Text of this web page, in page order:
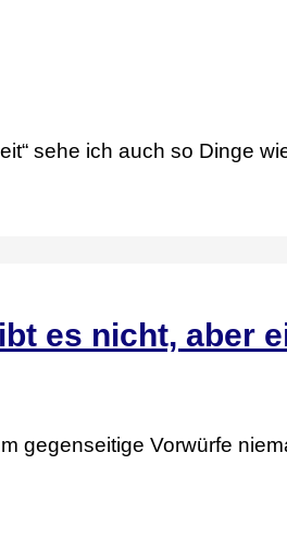
sehe ich auch so Dinge
es nicht, aber
gegenseitige Vorwürfe